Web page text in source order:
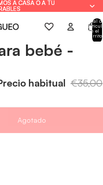
A CASA O A TU
A CASA O A TU
Total
en el
carrito:
bebé -
habitual €35,00
Agotado